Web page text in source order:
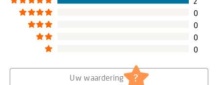
0
0
0
0
Uw waardering ?